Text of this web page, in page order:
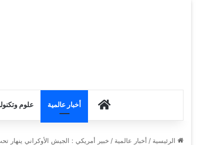
أخبار الكويت
أخبار عالمية علوم
الرئيسية / أخبار عالمية / خبير أمريكي : الجيش الأوكراني ينهار